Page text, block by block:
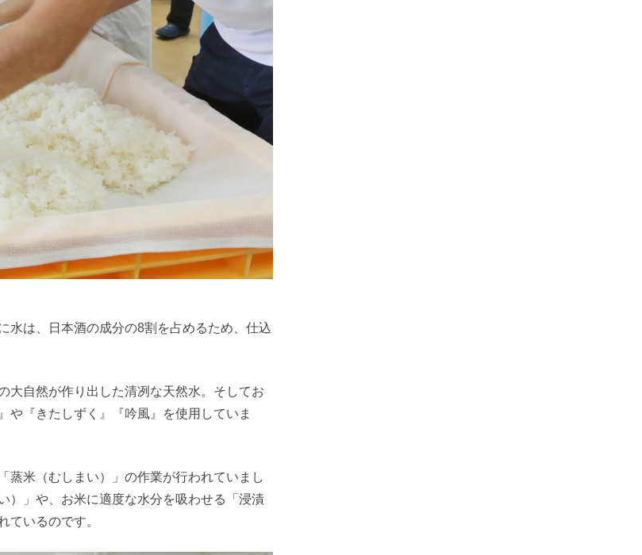
水は、日本酒の成分の8割を占めるため、仕込
大自然が作り出した清冽な天然水。そしてお
や『きたしずく』『吟風』を使用していま
蒸米（むしまい）」の作業が行われていまし
）」や、お米に適度な水分を吸わせる「浸漬
ているのです。